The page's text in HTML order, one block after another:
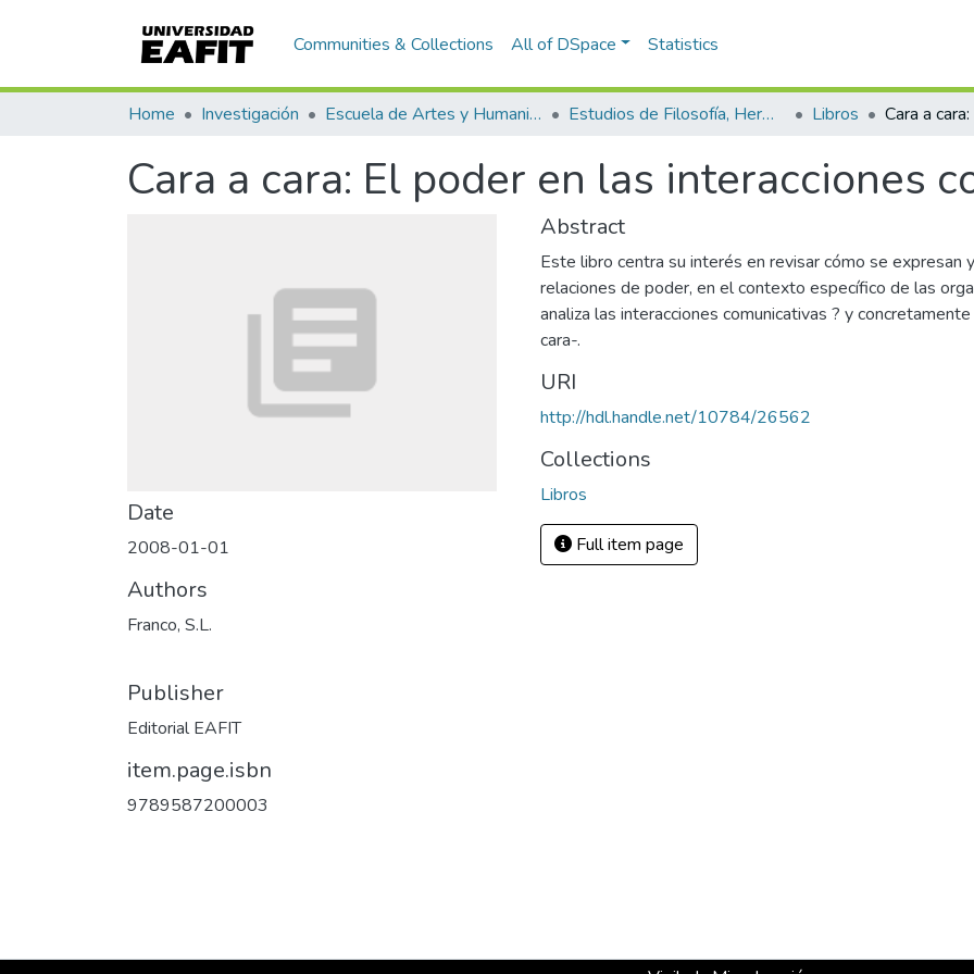
Communities & Collections All of DSpace Statistics
Home Investigación Escuela de Artes y Humanidades Estudios de Filosofía, Hermenéutica y Narrativas Libros
Cara a cara: El poder en las interacciones
Date
2008-01-01
Authors
Franco, S.L.
Publisher
Editorial EAFIT
item.page.isbn
9789587200003
Abstract
Este libro centra su interés en revisar cómo se expresan
relaciones de poder, en el contexto específico de las
analiza las interacciones comunicativas ? y
cara-.
URI
http://hdl.handle.net/10784/26562
Collections
Libros
Full item page